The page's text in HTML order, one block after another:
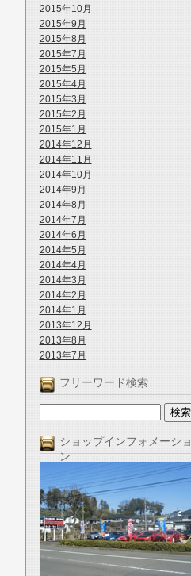
2015年10月
2015年9月
2015年8月
2015年7月
2015年5月
2015年4月
2015年3月
2015年2月
2015年1月
2014年12月
2014年11月
2014年10月
2014年9月
2014年8月
2014年7月
2014年6月
2014年5月
2014年4月
2014年3月
2014年2月
2014年1月
2013年12月
2013年8月
2013年7月
フリーワード検索
ショップインフォメーショ
ン